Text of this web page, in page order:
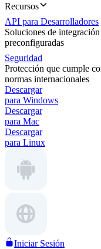
Recursos
API para Desarrolladores
Soluciones de integración
preconfiguradas
Seguridad
Protección que cumple
normas internacionales
Descargar
para Windows
Descargar
para Mac
Descargar
para Linux
Iniciar Sesión